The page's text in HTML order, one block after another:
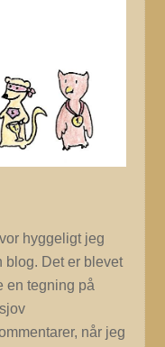
hyggeligt jeg
blog. Det er blevet
en tegning på
når jeg